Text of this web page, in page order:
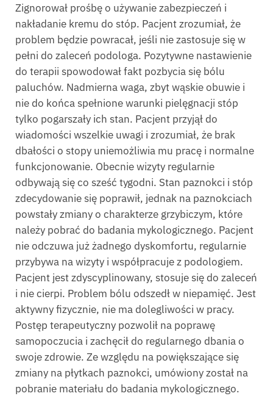
Zignorował prośbę o używanie zabezpieczeń i
nakładanie kremu do stóp. Pacjent zrozumiał, że
problem będzie powracał, jeśli nie zastosuje się w
pełni do zaleceń podologa. Pozytywne nastawienie
do terapii spowodował fakt pozbycia się bólu
paluchów. Nadmierna waga, zbyt wąskie obuwie i
nie do końca spełnione warunki pielęgnacji stóp
tylko pogarszały ich stan. Pacjent przyjął do
wiadomości wszelkie uwagi i zrozumiał, że brak
dbałości o stopy uniemożliwia mu pracę i normalne
funkcjonowanie. Obecnie wizyty regularnie
odbywają się co sześć tygodni. Stan paznokci i stóp
zdecydowanie się poprawił, jednak na paznokciach
powstały zmiany o charakterze grzybiczym, które
należy pobrać do badania mykologicznego. Pacjent
nie odczuwa już żadnego dyskomfortu, regularnie
przybywa na wizyty i współpracuje z podologiem.
Pacjent jest zdyscyplinowany, stosuje się do zaleceń
i nie cierpi. Problem bólu odszedł w niepamięć. Jest
aktywny fizycznie, nie ma dolegliwości w pracy.
Postęp terapeutyczny pozwolił na poprawę
samopoczucia i zachęcił do regularnego dbania o
swoje zdrowie. Ze względu na powiększające się
zmiany na płytkach paznokci, umówiony został na
pobranie materiału do badania mykologicznego.